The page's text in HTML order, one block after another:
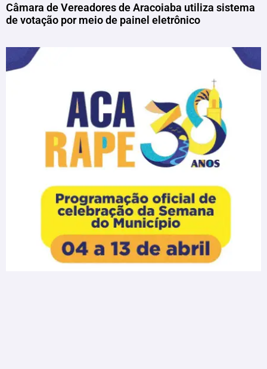
Câmara de Vereadores de Aracoiaba utiliza sistema
de votação por meio de painel eletrônico